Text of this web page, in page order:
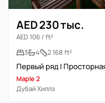
AED 230 тыс.
AED 106 / ft²
3
4 2 168 ft²
Maple 2
Дубай Хиллз